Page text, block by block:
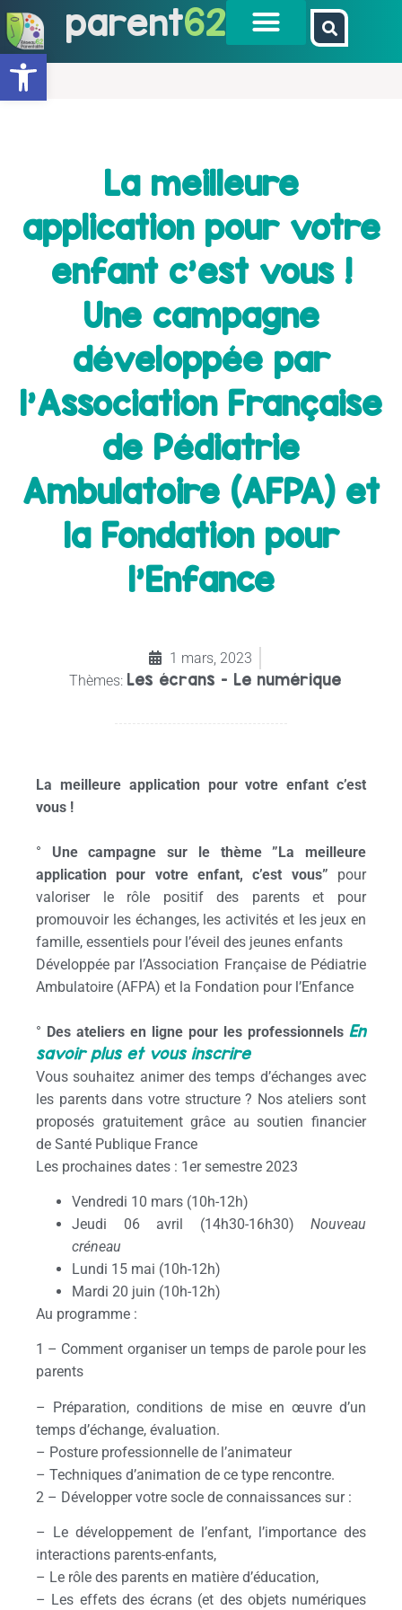
Ouvrir la barre d’outils
parent62
La meilleure
application pour votre
enfant c’est vous !
Une campagne
développée par
l’Association Française
de Pédiatrie
Ambulatoire (AFPA) et
la Fondation pour
l’Enfance
1 mars, 2023
Thèmes: Les écrans - Le numérique
La meilleure application pour votre enfant c’est
vous !
° Une campagne sur le thème ”La meilleure
application pour votre enfant, c’est vous” pour
valoriser le rôle positif des parents et pour
promouvoir les échanges, les activités et les jeux en
famille, essentiels pour l’éveil des jeunes enfants
Développée par l’Association Française de Pédiatrie
Ambulatoire (AFPA) et la Fondation pour l’Enfance
° Des ateliers en ligne pour les professionnels En
savoir plus et vous inscrire
Vous souhaitez animer des temps d’échanges avec
les parents dans votre structure ? Nos ateliers sont
proposés gratuitement grâce au soutien financier
de Santé Publique France
Les prochaines dates : 1er semestre 2023
Vendredi 10 mars (10h-12h)
Jeudi 06 avril (14h30-16h30) Nouveau
créneau
Lundi 15 mai (10h-12h)
Mardi 20 juin (10h-12h)
Au programme :
1 – Comment organiser un temps de parole pour les
parents
– Préparation, conditions de mise en œuvre d’un
temps d’échange, évaluation.
– Posture professionnelle de l’animateur
– Techniques d’animation de ce type rencontre.
2 – Développer votre socle de connaissances sur :
– Le développement de l’enfant, l’importance des
interactions parents-enfants,
– Le rôle des parents en matière d’éducation,
– Les effets des écrans (et des objets numériques